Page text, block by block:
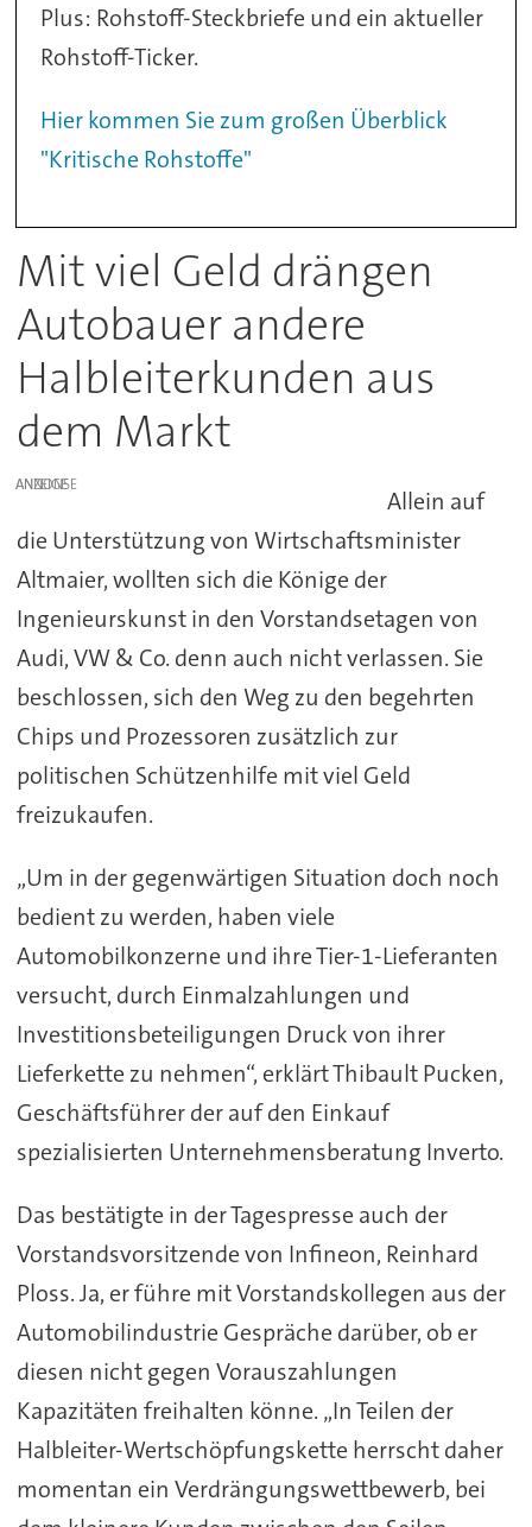
Plus: Rohstoff-Steckbriefe und ein aktueller
Rohstoff-Ticker.
Hier kommen Sie zum großen Überblick
"Kritische Rohstoffe"
Mit viel Geld drängen
Autobauer andere
Halbleiterkunden aus
dem Markt
ANZEIGE
Allein auf
die Unterstützung von Wirtschaftsminister
Altmaier, wollten sich die Könige der
Ingenieurskunst in den Vorstandsetagen von
Audi, VW & Co. denn auch nicht verlassen. Sie
beschlossen, sich den Weg zu den begehrten
Chips und Prozessoren zusätzlich zur
politischen Schützenhilfe mit viel Geld
freizukaufen.
„Um in der gegenwärtigen Situation doch noch
bedient zu werden, haben viele
Automobilkonzerne und ihre Tier-1-Lieferanten
versucht, durch Einmalzahlungen und
Investitionsbeteiligungen Druck von ihrer
Lieferkette zu nehmen“, erklärt Thibault Pucken,
Geschäftsführer der auf den Einkauf
spezialisierten Unternehmensberatung Inverto.
Das bestätigte in der Tagespresse auch der
Vorstandsvorsitzende von Infineon, Reinhard
Ploss. Ja, er führe mit Vorstandskollegen aus der
Automobilindustrie Gespräche darüber, ob er
diesen nicht gegen Vorauszahlungen
Kapazitäten freihalten könne. „In Teilen der
Halbleiter-Wertschöpfungskette herrscht daher
momentan ein Verdrängungswettbewerb, bei